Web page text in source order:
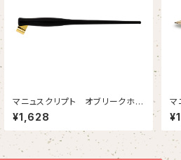
マニュスクリプト オブリークホル
ダー ブラック
¥1,628
マ
ェ